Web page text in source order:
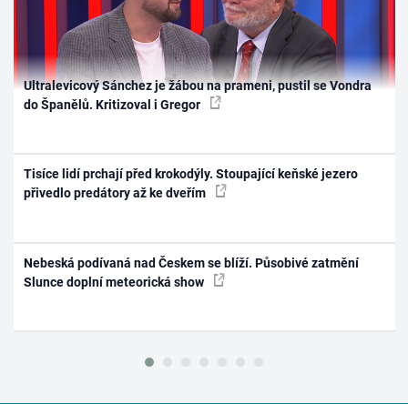
Ultralevicový Sánchez je žábou na prameni, pustil se Vondra
do Španělů. Kritizoval i Gregor
Tisíce lidí prchají před krokodýly. Stoupající keňské jezero
přivedlo predátory až ke dveřím
Nebeská podívaná nad Českem se blíží. Působivé zatmění
Slunce doplní meteorická show